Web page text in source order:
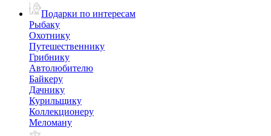
Подарки по интересам
Рыбаку
Охотнику
Путешественнику
Грибнику
Автолюбителю
Байкеру
Дачнику
Курильщику
Коллекционеру
Меломану